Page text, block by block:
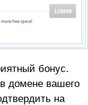
бонус.
домене вашего
на